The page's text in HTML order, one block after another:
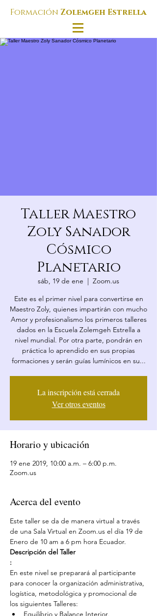
Formación Zolemgeh Estrella
Taller Maestro
Zoly Sanador
Cósmico
Planetario
sáb, 19 de ene
  |
Zoom.us
Este es el primer nivel para convertirse en
Maestro Zoly, quienes impartirán con mucho
Amor y profesionalismo los primeros talleres
dados en la Escuela Zolemgeh Estrella a
nivel mundial. Por otra parte, pondrán en
práctica lo aprendido en sus propias
formaciones y serán guías lumínicos en su...
La inscripción está cerrada
Ver otros eventos
Horario y ubicación
19 ene 2019, 10:00 a.m. – 6:00 p.m.
Zoom.us
Acerca del evento
Este taller se da de manera virtual a través
de una Sala Virtual en Zoom.us el día 19 de
Enero de 10 am a 6 pm hora Ecuador.
Descripción del Taller
:
En este nivel se preparará al participante
para conocer la organización administrativa,
logística, metodológica y promocional de